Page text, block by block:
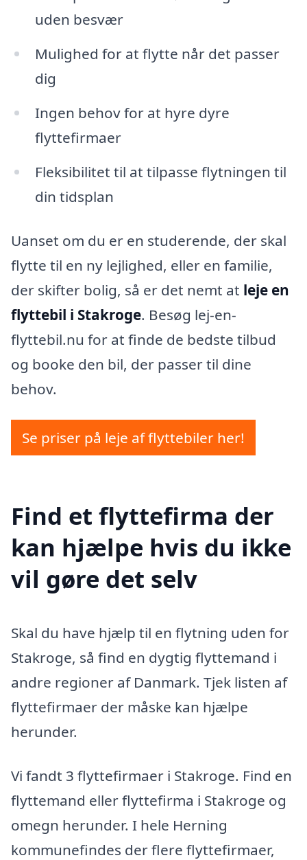
uden besvær
Mulighed for at flytte når det passer
dig
Ingen behov for at hyre dyre
flyttefirmaer
Fleksibilitet til at tilpasse flytningen til
din tidsplan
Uanset om du er en studerende, der skal
flytte til en ny lejlighed, eller en familie,
der skifter bolig, så er det nemt at leje en
flyttebil i Stakroge. Besøg lej-en-
flyttebil.nu for at finde de bedste tilbud
og booke den bil, der passer til dine
behov.
Se priser på leje af flyttebiler her!
Find et flyttefirma der
kan hjælpe hvis du ikke
vil gøre det selv
Skal du have hjælp til en flytning uden for
Stakroge, så find en dygtig flyttemand i
andre regioner af Danmark. Tjek listen af
flyttefirmaer der måske kan hjælpe
herunder.
Vi fandt 3 flyttefirmaer i Stakroge. Find en
flyttemand eller flyttefirma i Stakroge og
omegn herunder. I hele Herning
kommunefindes der flere flyttefirmaer,